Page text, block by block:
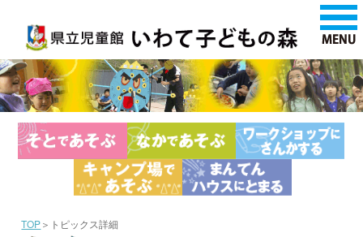
TOP＞トピックス詳細